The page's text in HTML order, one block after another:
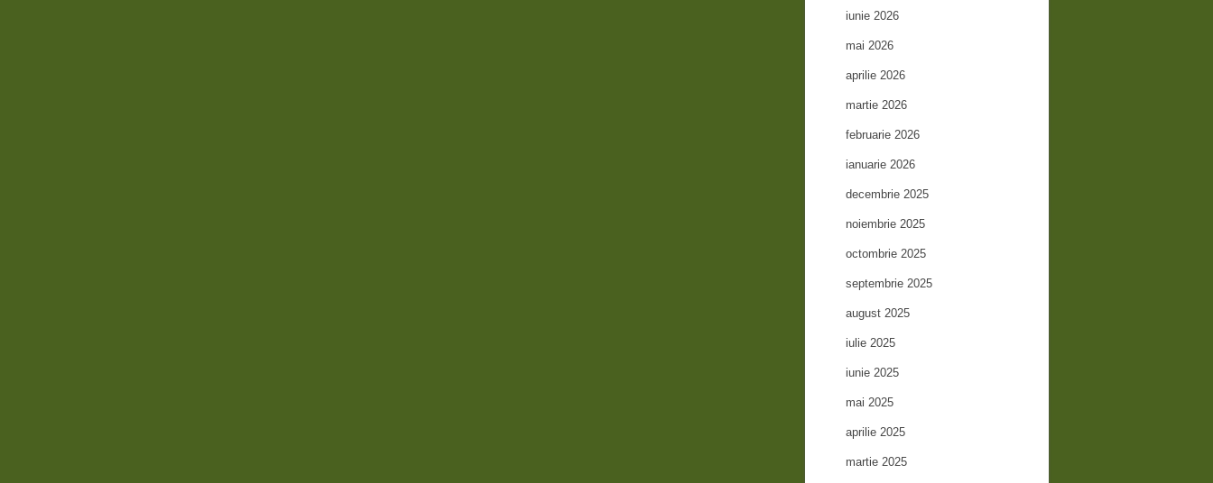
iunie 2026
mai 2026
aprilie 2026
martie 2026
februarie 2026
ianuarie 2026
decembrie 2025
noiembrie 2025
octombrie 2025
septembrie 2025
august 2025
iulie 2025
iunie 2025
mai 2025
aprilie 2025
martie 2025